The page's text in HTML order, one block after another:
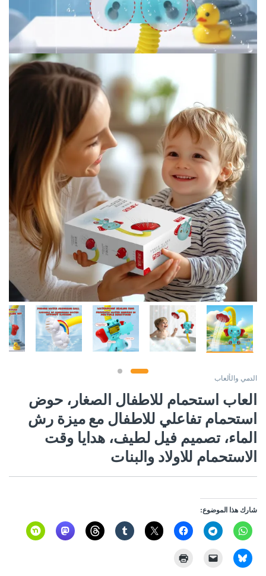
الدمي والألعاب
العاب استحمام للاطفال الصغار، حوض
استحمام تفاعلي للاطفال مع ميزة رش
الماء، تصميم فيل لطيف، هدايا وقت
الاستحمام للاولاد والبنات
شارك هذا الموضوع: